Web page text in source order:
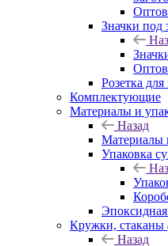
Значки под
Розетка для
Комплектующие
Материалы и
Назад
Материалы
Упаковка
Кружки, стаканы
Назад